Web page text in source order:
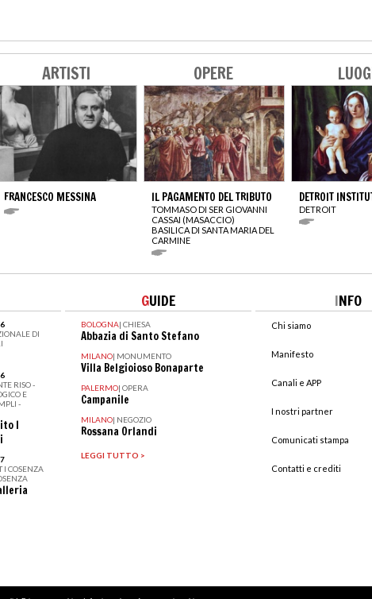
ARTISTI
FRANCESCO MESSINA
OPERE
IL PAGAMENTO DEL TRIBUTO
TOMMASO DI SER GIOVANNI
CASSAI (MASACCIO)
BASILICA DI SANTA MARIA DEL
CARMINE
DETROIT
DETROIT
DI
RISO -
E
-
I
I COSENZA
GUIDE
BOLOGNA| CHIESA
Abbazia di Santo Stefano
MILANO| MONUMENTO
Villa Belgioioso Bonaparte
PALERMO| OPERA
Campanile
MILANO| NEGOZIO
Rossana Orlandi
LEGGI TUTTO >
INFO
Chi siamo
Manifesto
Canali e APP
I nostri partner
Comunicati stampa
Contatti e crediti